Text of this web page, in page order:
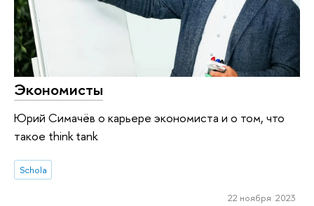
Экономисты
Юрий Симачёв о карьере экономиста и о том, что
такое think tank
Schola
22 ноября 2023